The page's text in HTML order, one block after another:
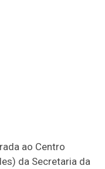
ao Centro
da Secretaria da